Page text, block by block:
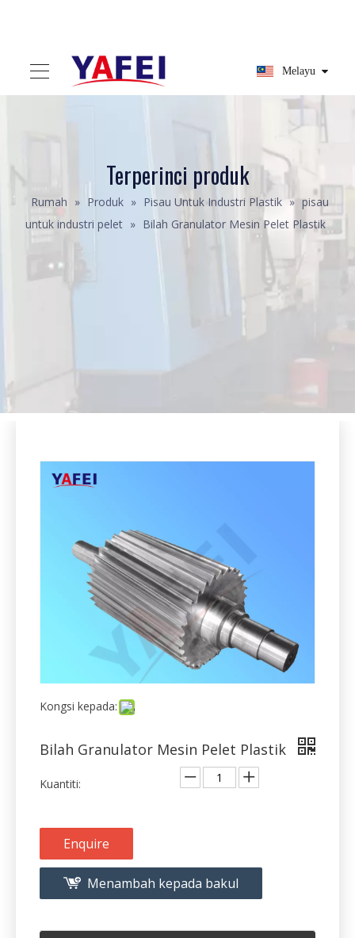
Melayu
Terperinci produk
Rumah » Produk » Pisau Untuk Industri Plastik » pisau
untuk industri pelet » Bilah Granulator Mesin Pelet Plastik
Kongsi kepada:
Bilah Granulator Mesin Pelet Plastik
Kuantiti:
Enquire
Menambah kepada bakul